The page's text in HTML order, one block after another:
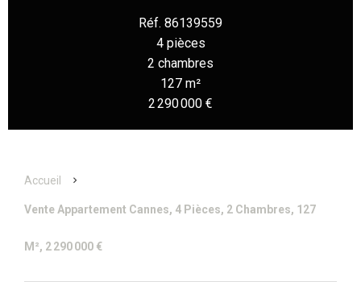
Réf. 86139559
4 pièces
2 chambres
127 m²
2 290 000 €
Accueil
Vente Appartement Cannes, 4 Pièces, 2 Chambres, 127
M², 2 290 000 €